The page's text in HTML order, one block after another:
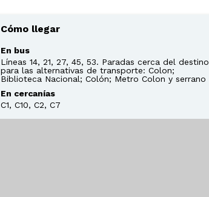
Cómo llegar
En bus
Líneas 14, 21, 27, 45, 53. Paradas cerca del destino
para las alternativas de transporte: Colon;
Biblioteca Nacional; Colón; Metro Colon y serrano
En cercanías
C1, C10, C2, C7